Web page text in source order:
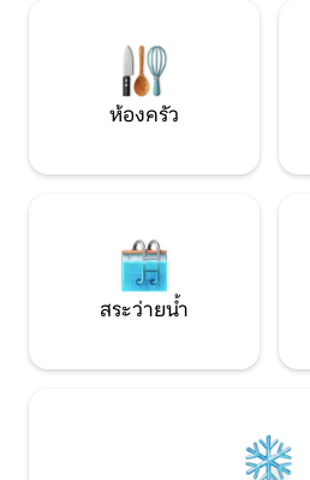
ห้องครัว
สระว่ายน้ำ